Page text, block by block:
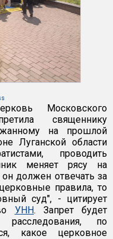
Московского
священнику
на прошлой
Луганской области
проводить
меняет рясу на
должен отвечать за
правила, то
суд", - цитирует
УНН. Запрет будет
по
какое церковное